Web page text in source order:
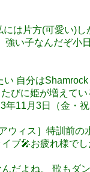
は片方(可愛い)
強い子なんだぞ小
自分は
びに姫が増えて
11月3日（金
ィス］特訓前の
ブ🎤お疲れ様で
だよね。 歌も